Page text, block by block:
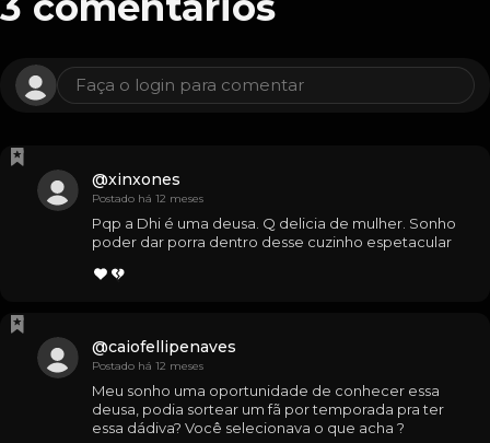
Faça o login para comentar
@xinxones
Postado há 12 meses
Pqp a Dhi é uma deusa. Q delicia de mulher. Sonho
poder dar porra dentro desse cuzinho espetacular
@caiofellipenaves
Postado há 12 meses
Meu sonho uma oportunidade de conhecer essa
deusa, podia sortear um fã por temporada pra ter
essa dádiva? Você selecionava o que acha ?